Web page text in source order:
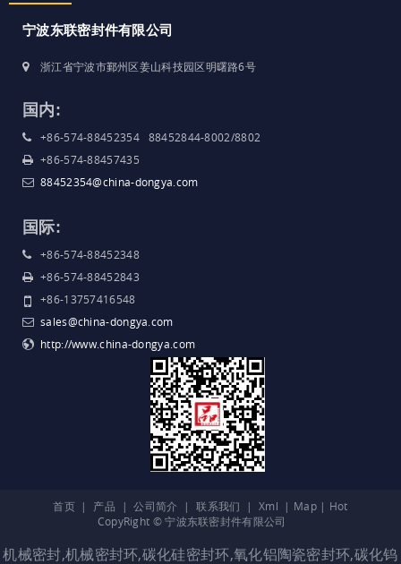
宁波东联密封件有限公司
浙江省宁波市鄞州区姜山科技园区明曙路6号
国内:
+86-574-88452354 88452844-8002/8802
+86-574-88457435
88452354@china-dongya.com
国际:
+86-574-88452348
+86-574-88452843
+86-13757416548
sales@china-dongya.com
http://www.china-dongya.com
首页 | 产品 | 公司简介 | 联系我们 | Xml | Map| Hot
CopyRight © 宁波东联密封件有限公司
机械密封,机械密封环,碳化硅密封环,氧化铝陶瓷密封环,碳化钨